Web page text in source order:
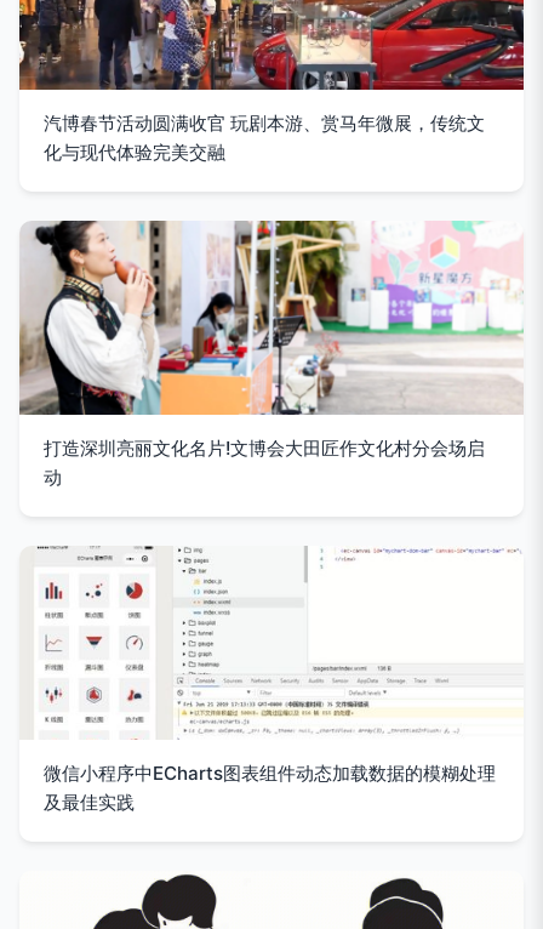
汽博春节活动圆满收官 玩剧本游、赏马年微展，传统文
化与现代体验完美交融
打造深圳亮丽文化名片!文博会大田匠作文化村分会场启
动
微信小程序中ECharts图表组件动态加载数据的模糊处理
及最佳实践